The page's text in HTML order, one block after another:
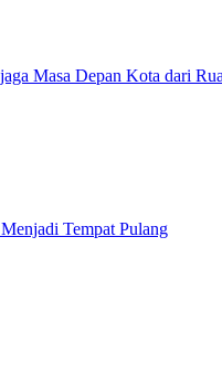
Masa Depan Kota dari
Tempat Pulang